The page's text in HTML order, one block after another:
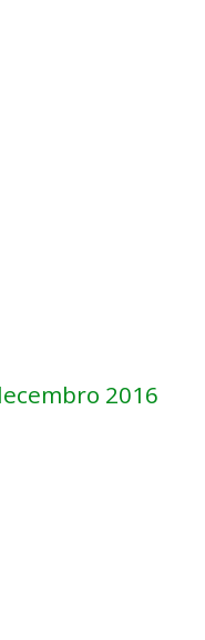
2016